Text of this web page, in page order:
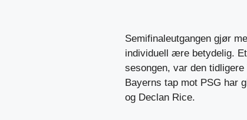
Semifinaleutgangen gjør
individuell ære betydelig.
sesongen, var den tidligere
Bayerns tap mot PSG har
og Declan Rice.